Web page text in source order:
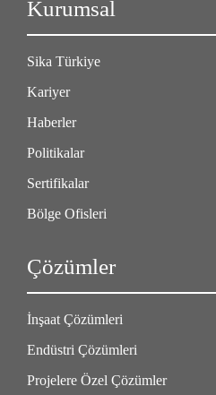
Kurumsal
Sika Türkiye
Kariyer
Haberler
Politikalar
Sertifikalar
Bölge Ofisleri
Çözümler
İnşaat Çözümleri
Endüstri Çözümleri
Projelere Özel Çözümler